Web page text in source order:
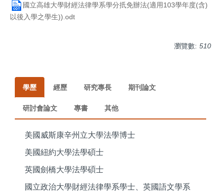
國立高雄大學財經法律學系學分扺免辦法(適用103學年度(含)
以後入學之學生)).odt
瀏覽數: 510
學歷 經歷 研究專長 期刊論文
研討會論文 專書 其他
美國威斯康辛州立大學法學博士
美國紐約大學法學碩士
英國劍橋大學法學碩士
國立政治大學財經法律學系學士、英國語文學系